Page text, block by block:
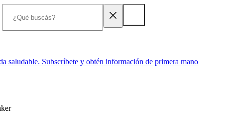
saludable. Subscríbete y obtén información de primera mano